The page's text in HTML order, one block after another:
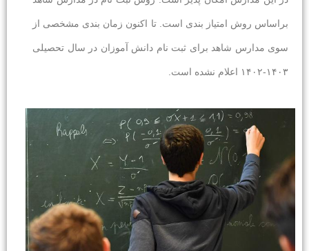
براساس روش امتیاز بندی است. تا اکنون زمان بندی مشخصی از
سوی مدارس شاهد برای ثبت نام دانش آموزان در سال تحصیلی
۱۴۰۳-۱۴۰۲ اعلام نشده است.